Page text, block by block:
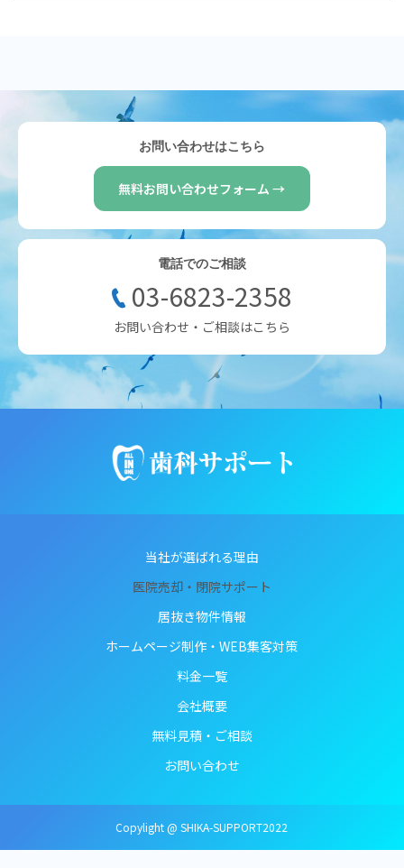
お問い合わせはこちら
無料お問い合わせフォーム →
電話でのご相談
03-6823-2358
お問い合わせ・ご相談はこちら
医院売却・閉院サポート
居抜き物件情報
ホームページ制作・WEB集客対策
料金一覧
会社概要
無料見積・ご相談
お問い合わせ
Copylight @ SHIKA-SUPPORT2022